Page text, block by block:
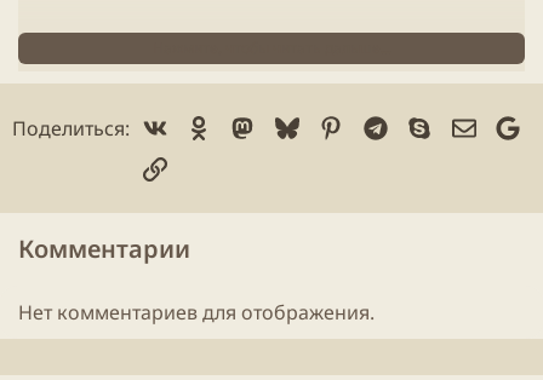
Интерактивный Рекомендатор
Машинное обучение предсказывает
вы хотите, основываясь на вашей библиотеке.
Поделиться: Vk Ok Mastodon
BlueskyPinterest
Telegram
Skype
Ссылка
Комментарии
Нет комментариев для отображения.